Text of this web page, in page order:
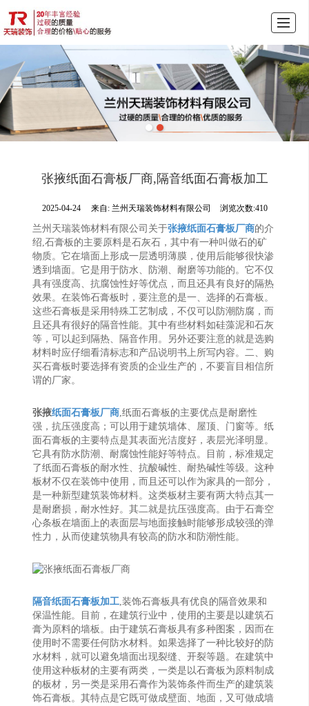
首页 产品展示 公司介绍 天瑞动态 图库展示 联系我们 LBS
张掖纸面石膏板厂商,隔音纸面石膏板加工
2025-04-24 来自: 兰州天瑞装饰材料有限公司 浏览次数:410
兰州天瑞装饰材料有限公司关于张掖纸面石膏板厂商的介
绍,石膏板的主要原料是石灰石，其中有一种叫做石的矿
物质。它在墙面上形成一层透明薄膜，使用后能够很快渗
透到墙面。它是用于防水、防潮、耐磨等功能的。它不仅
具有强度高、抗腐蚀性好等优点，而且还具有良好的隔热
效果。在装饰石膏板时，要注意的是一、选择的石膏板。
这些石膏板是采用特殊工艺制成，不仅可以防潮防腐，而
且还具有很好的隔音性能。其中有些材料如硅藻泥和石灰
等，可以起到隔热、隔音作用。另外还要注意的就是选购
材料时应仔细看清标志和产品说明书上所写内容。二、购
买石膏板时要选择有资质的企业生产的，不要盲目相信所
谓的厂家。
张掖纸面石膏板厂商,纸面石膏板的主要优点是耐磨性
强，抗压强度高；可以用于建筑墙体、屋顶、门窗等。纸
面石膏板的主要特点是其表面光洁度好，表层光泽明显。
它具有防水防潮、耐腐蚀性能好等特点。目前，标准规定
了纸面石膏板的耐水性、抗酸碱性、耐热碱性等级。这种
板材不仅在装饰中使用，而且还可以作为家具的一部分，
是一种新型建筑装饰材料。这类板材主要有两大特点其一
是耐磨损，耐水性好。其二就是抗压强度高。由于石膏空
心条板在墙面上的表面层与地面接触时能够形成较强的弹
性力，从而使建筑物具有较高的防水和防潮性能。
隔音纸面石膏板加工,装饰石膏板具有优良的隔音效果和
保温性能。目前，在建筑行业中，使用的主要是以建筑石
膏为原料的墙板。由于建筑石膏板具有多种图案，因而在
使用时不需要任何防水材料。如果选择了一种比较好的防
水材料，就可以避免墙面出现裂缝、开裂等题。在建筑中
使用这种板材的主要有两类，一类是以石膏板为原料制成
的板材，另一类是采用石膏作为装饰条件而生产的建筑装
饰石膏板。其特点是它既可做成壁面、地面，又可做成墙